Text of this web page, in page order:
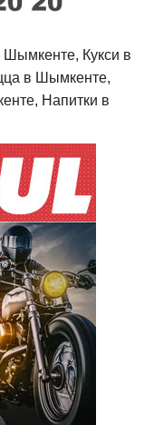
Кукси в
в Шымкенте,
Напитки в